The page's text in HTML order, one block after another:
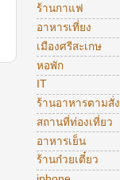
ร้านกาแฟ
อาหารเที่ยง
เมืองศรีสะเกษ
หอพัก
IT
ร้านอาหารตามสั่ง
สถานที่ท่องเที่ยว
อาหารเย็น
ร้านก๋วยเตี๋ยว